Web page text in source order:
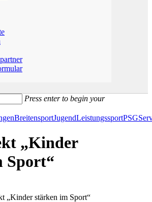
Press enter to begin your
BreitensportJugendLeistungssportPSG
„Kinder
Sport“
„Kinder stärken im Sport“